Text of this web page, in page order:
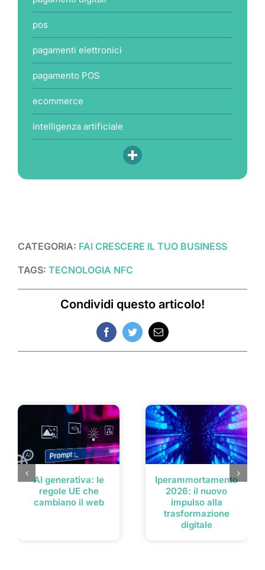
pos
pagamenti elettronici
pagamento POS
ecommerce
intelligenza artificiale
CATEGORIA: FAI CRESCERE IL TUO BUSINESS
TAGS: TECNOLOGIA NFC
Condividi questo articolo!
FacebookTwitterEmail
AI generativa: le
regole UE che
cambiano il web
Iperammortamento
2026: il nuovo
impulso alla
trasformazione
digitale